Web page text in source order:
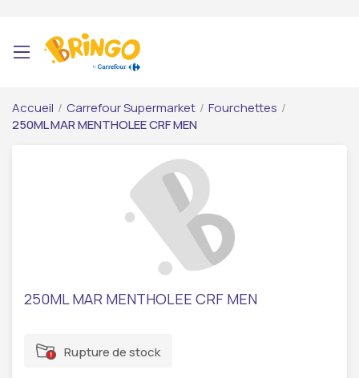
Accueil / Carrefour Supermarket / Fourchettes /
250ML MAR MENTHOLEE CRF MEN
250ML MAR MENTHOLEE CRF MEN
Rupture de stock